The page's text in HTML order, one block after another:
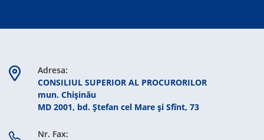
Adresa:
CONSILIUL SUPERIOR AL PROCURORILOR
mun. Chişinău
MD 2001, bd. Ștefan cel Mare şi Sfînt, 73
Nr. Fax: